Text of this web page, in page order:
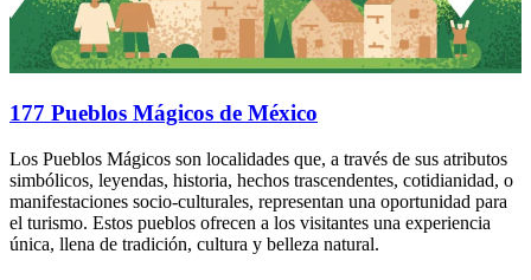
177 Pueblos Mágicos de México
Los Pueblos Mágicos son localidades que, a través de sus atributos
simbólicos, leyendas, historia, hechos trascendentes, cotidianidad, o
manifestaciones socio-culturales, representan una oportunidad para
el turismo. Estos pueblos ofrecen a los visitantes una experiencia
única, llena de tradición, cultura y belleza natural.